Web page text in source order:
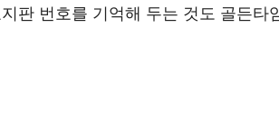
판 번호를 기억해 두는 것도 골든타